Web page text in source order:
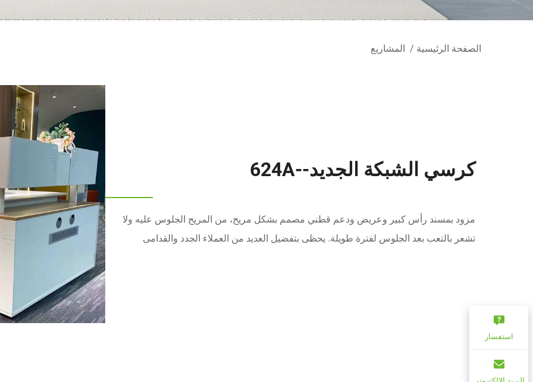
الصفحة الرئيسية / المشاريع
كرسي الشبكة الجديد--624A
مزود بمسند رأس كبير وعريض ودعم قطني مصمم بشكل مريح، من المريح الجلوس عليه ولا
تشعر بالتعب بعد الجلوس لفترة طويلة. يحظى بتفضيل العديد من العملاء الجدد والقدامى
استفسار